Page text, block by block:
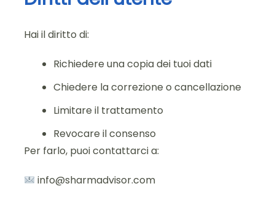
Hai il diritto di:
Richiedere una copia dei tuoi dati
Chiedere la correzione o cancellazione
Limitare il trattamento
Revocare il consenso
Per farlo, puoi contattarci a:
info@sharmadvisor.com